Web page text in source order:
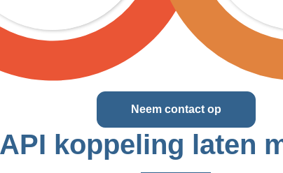
Neem contact op
API koppeling laten